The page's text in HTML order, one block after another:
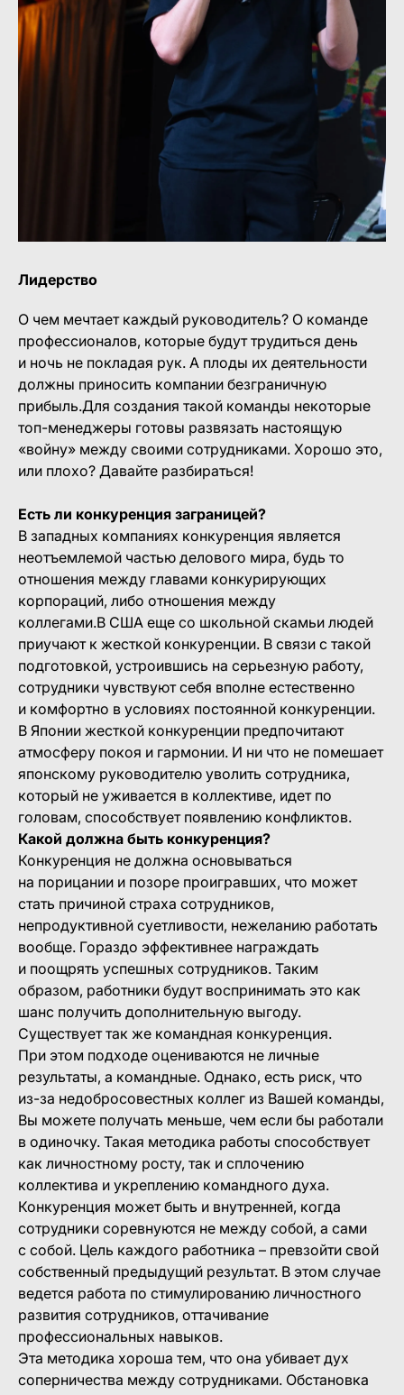
Лидерство
О чем мечтает каждый руководитель? О команде
профессионалов, которые будут трудиться день
и ночь не покладая рук. А плоды их деятельности
должны приносить компании безграничную
прибыль.Для создания такой команды некоторые
топ-менеджеры готовы развязать настоящую
«войну» между своими сотрудниками. Хорошо это,
или плохо? Давайте разбираться!
Есть ли конкуренция заграницей?
В западных компаниях конкуренция является
неотъемлемой частью делового мира, будь то
отношения между главами конкурирующих
корпораций, либо отношения между
коллегами.В США еще со школьной скамьи людей
приучают к жесткой конкуренции. В связи с такой
подготовкой, устроившись на серьезную работу,
сотрудники чувствуют себя вполне естественно
и комфортно в условиях постоянной конкуренции.
В Японии жесткой конкуренции предпочитают
атмосферу покоя и гармонии. И ни что не помешает
японскому руководителю уволить сотрудника,
который не уживается в коллективе, идет по
головам, способствует появлению конфликтов.
Какой должна быть конкуренция?
Конкуренция не должна основываться
на порицании и позоре проигравших, что может
стать причиной страха сотрудников,
непродуктивной суетливости, нежеланию работать
вообще. Гораздо эффективнее награждать
и поощрять успешных сотрудников. Таким
образом, работники будут воспринимать это как
шанс получить дополнительную выгоду.
Существует так же командная конкуренция.
При этом подходе оцениваются не личные
результаты, а командные. Однако, есть риск, что
из-за недобросовестных коллег из Вашей команды,
Вы можете получать меньше, чем если бы работали
в одиночку. Такая методика работы способствует
как личностному росту, так и сплочению
коллектива и укреплению командного духа.
Конкуренция может быть и внутренней, когда
сотрудники соревнуются не между собой, а сами
с собой. Цель каждого работника – превзойти свой
собственный предыдущий результат. В этом случае
ведется работа по стимулированию личностного
развития сотрудников, оттачивание
профессиональных навыков.
Эта методика хороша тем, что она убивает дух
соперничества между сотрудниками. Обстановка